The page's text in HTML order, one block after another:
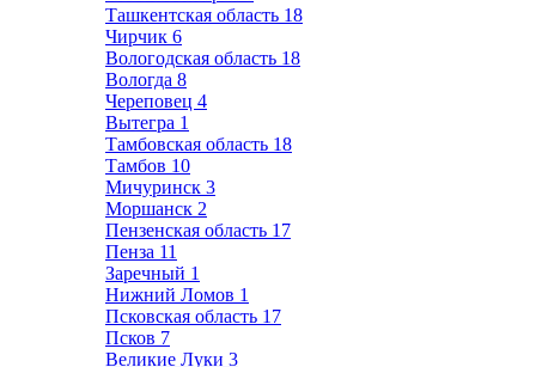
Ташкентская область 18
Чирчик 6
Вологодская область 18
Вологда 8
Череповец 4
Вытегра 1
Тамбовская область 18
Тамбов 10
Мичуринск 3
Моршанск 2
Пензенская область 17
Пенза 11
Заречный 1
Нижний Ломов 1
Псковская область 17
Псков 7
Великие Луки 3